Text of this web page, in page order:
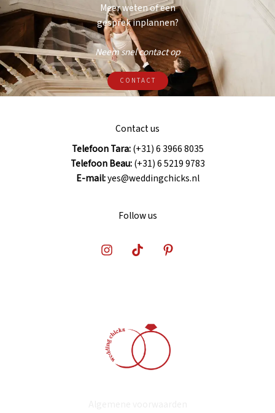
Meer weten of een
gesprek inplannen?
Neem snel contact op​
CONTACT
Contact us
Telefoon Tara:(+31) 6 3966 8035
Telefoon Beau:(+31) 6 5219 9783
E-mail:yes@weddingchicks.nl
Follow us